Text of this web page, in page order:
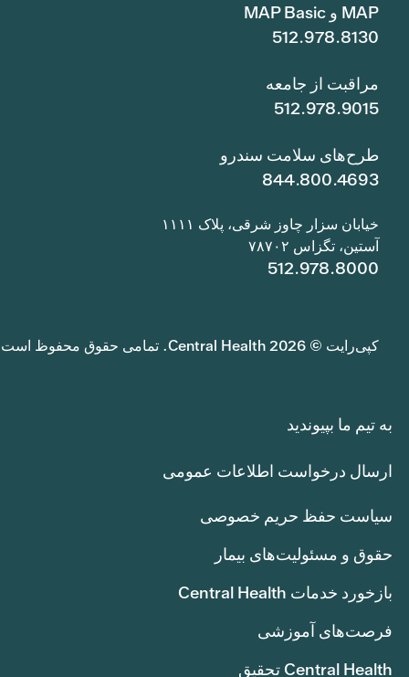
MAP و MAP Basic
512.978.8130
مراقبت از جامعه
512.978.9015
طرح‌های سلامت سندرو
844.800.4693
خیابان سزار چاوز شرقی، پلاک ۱۱۱۱
آستین، تگزاس ۷۸۷۰۲
512.978.8000
کپی‌رایت © 2026 Central Health. تمامی حقوق محفوظ است.
به تیم ما بپیوندید
ارسال درخواست اطلاعات عمومی
سیاست حفظ حریم خصوصی
حقوق و مسئولیت‌های بیمار
بازخورد خدمات Central Health
فرصت‌های آموزشی
Central Health تحقیق